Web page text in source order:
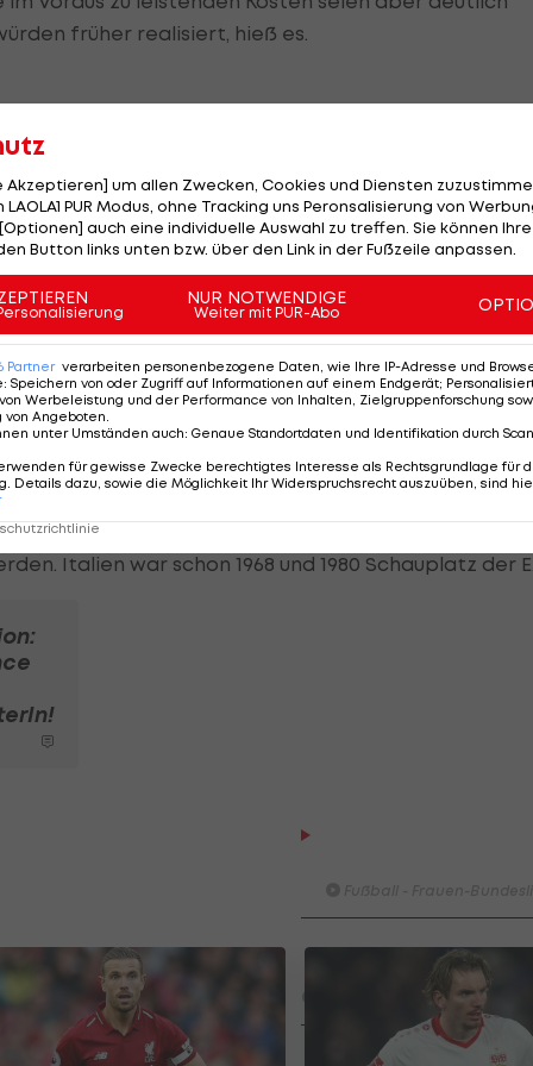
früher realisiert, hieß es.
hatte im vergangenen Jahr euphorisch
eine Bewerbung für die WM 2030 vor, über deren
war nach den geplatzten englischen WM-
worden.
2032 vergeben werden soll, müssen sich die
Fußball-Union (UEFA) melden. Der
Kandidaten bekannt geben.
Der italienische Verband (FIGC) habe die UEFA über
Verband am Montagabend mit.
ihr Projekt vorstellen. Der oder die Gastgeber
Italien war schon 1968 und 1980 Schauplatz der
FC Blau-Weiß Linz - FC
Fußball - ADMIRAL 2. Liga
Highlights: Blau-Weiß
Akzeptieren] um allen Zwecken, Cookies und Diensten
PUR Modus, ohne Tracking uns Peronsalisierung von
auch eine individuelle Auswahl zu treffen. Sie können
Button links unten bzw. über den Link in der Fußzeile anpassen.
NUR NOTWENDIGE
Weiter mit PUR-Abo
Partner verarbeiten personenbezogene Daten, wie Ihre IP-Adresse und
: Speichern von oder Zugriff auf Informationen auf einem Endgerät;
Werbeleistung und der Performance von Inhalten, Zielgruppenforschung
von Angeboten
unter Umständen auch: Genaue Standortdaten und Identifikation durch
für gewisse Zwecke berechtigtes Interesse als Rechtsgrundlage für
Details dazu, sowie die Möglichkeit Ihr Widerspruchsrecht auszuüben, sind